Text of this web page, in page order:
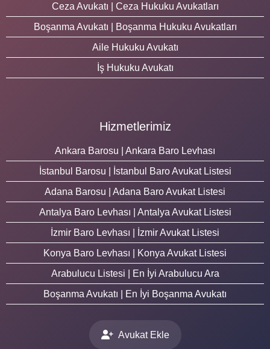
Ceza Avukatı | Ceza Hukuku Avukatları
Boşanma Avukatı | Boşanma Hukuku Avukatları
Aile Hukuku Avukatı
İş Hukuku Avukatı
Hizmetlerimiz
Ankara Barosu | Ankara Baro Levhası
İstanbul Barosu | İstanbul Baro Avukat Listesi
Adana Barosu | Adana Baro Avukat Listesi
Antalya Baro Levhası | Antalya Avukat Listesi
İzmir Baro Levhası | İzmir Avukat Listesi
Konya Baro Levhası | Konya Avukat Listesi
Arabulucu Listesi | En İyi Arabulucu Ara
Boşanma Avukatı | En İyi Boşanma Avukatı
Avukat Ekle